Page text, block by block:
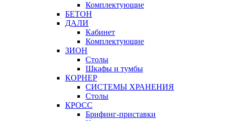
Комплектующие
БЕТОН
ДАЛИ
Кабинет
Комплектующие
ЗИОН
Столы
Шкафы и тумбы
КОРНЕР
СИСТЕМЫ ХРАНЕНИЯ
Столы
КРОСС
Брифинг-приставки